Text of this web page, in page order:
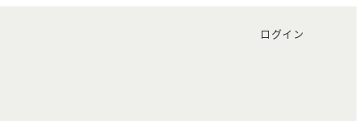
ログイン